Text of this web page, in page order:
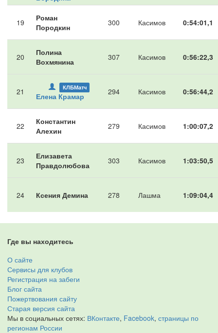
19
Роман
Породкин
300 Касимов 0:54:01,1
20
Полина
Вохмянина
307 Касимов 0:56:22,3
21 КЛБМатч
Елена Крамар 294 Касимов 0:56:44,2
22
Константин
Алехин
279 Касимов 1:00:07,2
23
Елизавета
Правдолюбова
303 Касимов 1:03:50,5
24 Ксения Демина 278 Лашма 1:09:04,4
Где вы находитесь
О сайте
Сервисы для клубов
Регистрация на забеги
Блог сайта
Пожертвования сайту
Старая версия сайта
Мы в социальных сетях: ВКонтакте, Facebook, страницы по
регионам России